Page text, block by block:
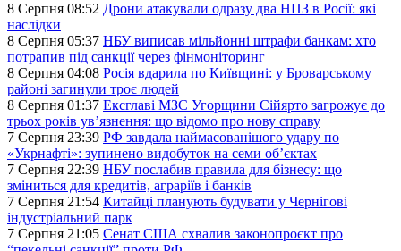
8 Серпня 08:52 Дрони атакували одразу два НПЗ в Росії: які
наслідки
8 Серпня 05:37 НБУ виписав мільйонні штрафи банкам: хто
потрапив під санкції через фінмоніторинг
8 Серпня 04:08 Росія вдарила по Київщині: у Броварському
районі загинули троє людей
8 Серпня 01:37 Ексглаві МЗС Угорщини Сійярто загрожує до
трьох років ув’язнення: що відомо про нову справу
7 Серпня 23:39 РФ завдала наймасованішого удару по
«Укрнафті»: зупинено видобуток на семи об’єктах
7 Серпня 22:39 НБУ послабив правила для бізнесу: що
зміниться для кредитів, аграріїв і банків
7 Серпня 21:54 Китайці планують будувати у Чернігові
індустріальний парк
7 Серпня 21:05 Сенат США схвалив законопроєкт про